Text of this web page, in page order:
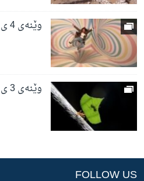
وێنەی 4 ی مانگی دەی ساڵی 2019
وێنەی 3 ی مانگی دەی ساڵی 2019
FOLLOW US